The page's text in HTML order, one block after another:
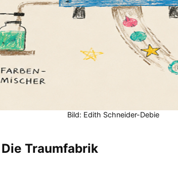
Bild: Edith Schneider-Debie
Die Traumfabrik